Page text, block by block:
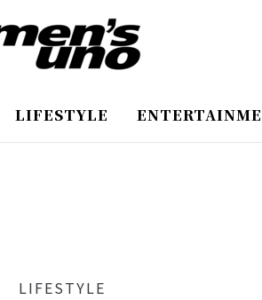
LIFESTYLE
LIFESTYLE